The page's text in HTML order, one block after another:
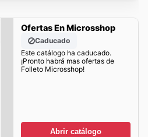
Ofertas En Microsshop
Caducado
Este catálogo ha caducado.
¡Pronto habrá mas ofertas de
Folleto Microsshop!
Abrir catálogo